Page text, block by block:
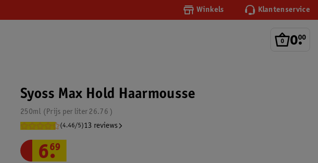
Winkels Klantenservice
0.
00
Syoss Max Hold Haarmousse
250ml 26.76
Prijs per liter
(4.46/5)13 reviews
6.
69